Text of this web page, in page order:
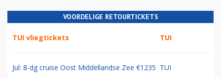
VOORDELIGE RETOURTICKETS
TUI vliegtickets TUI
Jul: 8-dg cruise Oost Middellandse Zee €1235 TUI